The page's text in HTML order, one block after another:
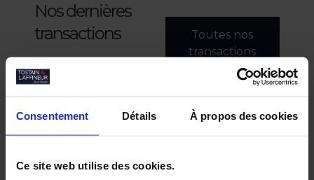
Consentement Détails À propos des cookies
Ce site web utilise des cookies.
Nos dernières
transactions
Toutes nos
transactions